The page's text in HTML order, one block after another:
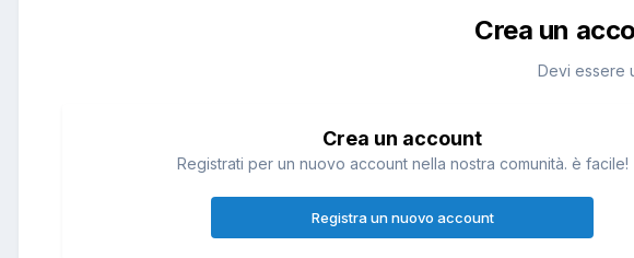
Crea un
Devi essere
Crea un account
Registrati per un nuovo account nella nostra comunità. è facile!
Registra un nuovo account